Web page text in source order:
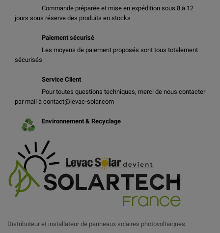
Commande préparée et mise en expédition sous 8 à 12
jours sous réserve des produits en stocks
Paiement sécurisé
Les moyens de paiement proposés sont tous totalement
sécurisés
Service Client
Pour toutes questions techniques, merci de nous contacter
par mail à contact@levac-solar.com
Environnement & Recyclage
Distributeur et installateur de panneaux solaires photovoltaïques.